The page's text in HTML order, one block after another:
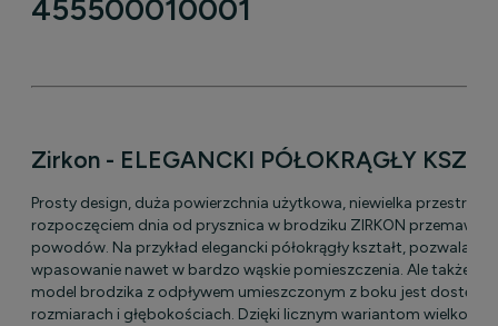
455500010001
Zirkon - ELEGANCKI PÓŁOKRĄGŁY
Prosty design, duża powierzchnia użytkowa, niewielka
rozpoczęciem dnia od prysznica w brodziku ZIRKON przemawia
powodów. Na przykład elegancki półokrągły kształt,
wpasowanie nawet w bardzo wąskie pomieszczenia. Ale także
model brodzika z odpływem umieszczonym z boku jest
rozmiarach i głębokościach. Dzięki licznym wariantom